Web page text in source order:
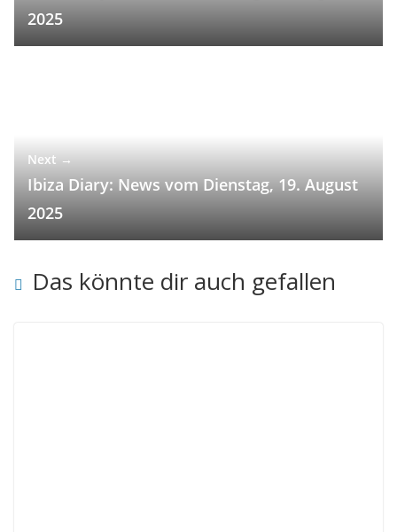
2025
Next →
Ibiza Diary: News vom Dienstag, 19. August
2025
Das könnte dir auch gefallen